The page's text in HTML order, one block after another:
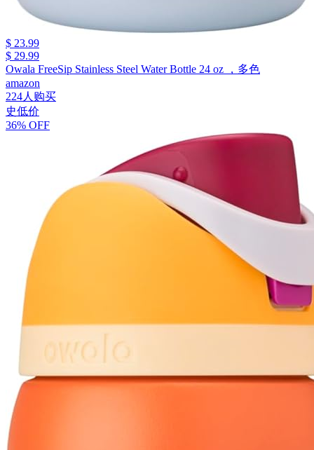
$ 23.99
$ 29.99
Owala FreeSip Stainless Steel Water Bottle 24 oz ，多色
amazon
224人购买
史低价
36% OFF